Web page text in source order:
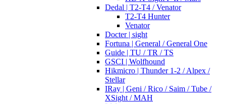
Dedal | T2-T4 / Venator
T2-T4 Hunter
Venator
Docter | sight
Fortuna | General / General One
Guide | TU / TR / TS
GSCI | Wolfhound
Hikmicro | Thunder 1-2 / Alpex /
Stellar
IRay | Geni / Rico / Saim / Tube /
XSight / MAH